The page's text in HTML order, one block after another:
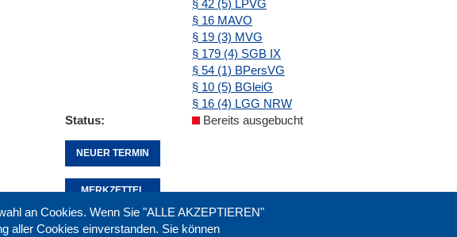
§ 42 (5) LPVG
§ 16 MAVO
§ 19 (3) MVG
§ 179 (4) SGB IX
§ 54 (1) BPersVG
§ 10 (5) BGleiG
§ 16 (4) LGG NRW
Status
Bereits ausgebucht
NEUER TERMIN
MERKZETTEL
an Cookies. Wenn Sie "ALLE AKZEPTIEREN"
aller Cookies einverstanden. Sie können